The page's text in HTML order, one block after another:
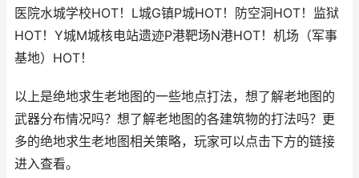
医院水城学校HOT！L城G镇P城HOT！防空洞HOT！监狱
HOT！Y城M城核电站遗迹P港靶场N港HOT！机场（军事
基地）HOT！
以上是绝地求生老地图的一些地点打法，想了解老地图的
武器分布情况吗？想了解老地图的各建筑物的打法吗？更
多的绝地求生老地图相关策略，玩家可以点击下方的链接
进入查看。